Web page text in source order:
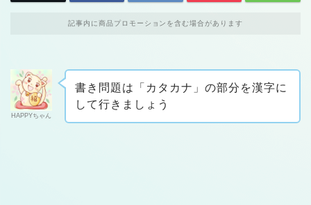
記事内に商品プロモーションを含む場合があります
HAPPYちゃん
書き問題は「カタカナ」の部分を漢字に
して行きましょう